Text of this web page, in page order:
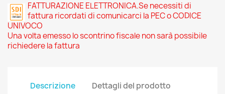
FATTURAZIONE ELETTRONICA.Se necessiti di
fattura ricordati di comunicarci la PEC o CODICE
UNIVOCO
Una volta emesso lo scontrino fiscale non sarà possibile
richiedere la fattura
Descrizione Dettagli del prodotto